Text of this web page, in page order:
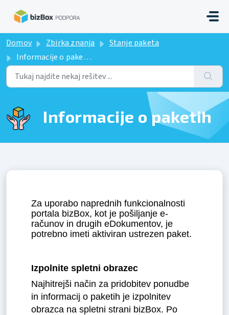
Domov Zbirka znanja
Stanje paketa
Informacije o paketih
Informacije o paketih
Za uporabo naprednih funkcionalnosti
portala bizBox, kot je pošiljanje e-
računov in drugih eDokumentov, je
potrebno imeti aktiviran ustrezen paket.
Izpolnite spletni obrazec
Najhitrejši način za pridobitev ponudbe
in informacij o paketih je izpolnitev
obrazca na spletni strani bizBox. Po